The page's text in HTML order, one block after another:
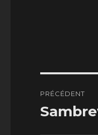
de
PRÉCÉDENT
Article